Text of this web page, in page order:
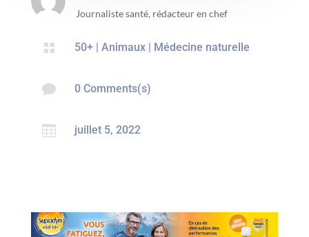
Journaliste santé, rédacteur en chef
 50+| Animaux| Médecine naturelle
 0 Comments(s)
 juillet 5, 2022